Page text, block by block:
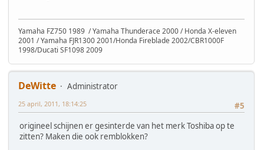
Yamaha FZ750 1989 / Yamaha Thunderace 2000 / Honda X-eleven
2001 / Yamaha FJR1300 2001/Honda Fireblade 2002/CBR1000F
1998/Ducati SF1098 2009
DeWitte
Administrator
#5
25 april, 2011, 18:14:25
origineel schijnen er gesinterde van het merk Toshiba op te
zitten? Maken die ook remblokken?